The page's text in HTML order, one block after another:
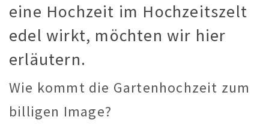
eine Hochzeit im Hochzeitszelt
edel wirkt, möchten wir hier
erläutern.
Wie kommt die Gartenhochzeit zum
billigen Image?